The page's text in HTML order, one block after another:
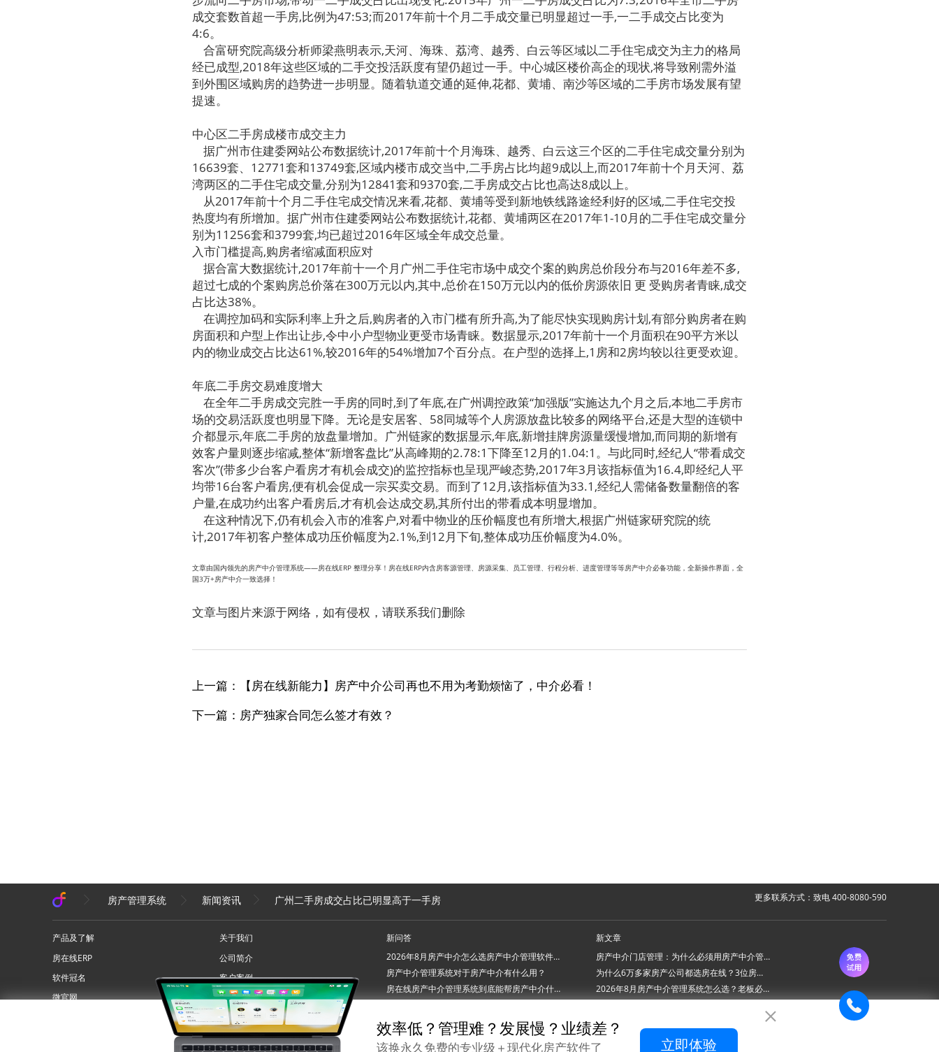
成交套数首超一手房,比例为47:53;而2017年前十个月二手成交量已明显超过一手,一二手成交占比变为
4:6。
合富研究院高级分析师梁燕明表示,天河、海珠、荔湾、越秀、白云等区域以二手住宅成交为主力的格局
经已成型,2018年这些区域的二手交投活跃度有望仍超过一手。中心城区楼价高企的现状,将导致刚需外溢
到外围区域购房的趋势进一步明显。随着轨道交通的延伸,花都、黄埔、南沙等区域的二手房市场发展有望
提速。
中心区二手房成楼市成交主力
据广州市住建委网站公布数据统计,2017年前十个月海珠、越秀、白云这三个区的二手住宅成交量分别为
16639套、12771套和13749套,区域内楼市成交当中,二手房占比均超9成以上,而2017年前十个月天河、荔
湾两区的二手住宅成交量,分别为12841套和9370套,二手房成交占比也高达8成以上。
从2017年前十个月二手住宅成交情况来看,花都、黄埔等受到新地铁线路途经利好的区域,二手住宅交投
热度均有所增加。据广州市住建委网站公布数据统计,花都、黄埔两区在2017年1-10月的二手住宅成交量分
别为11256套和3799套,均已超过2016年区域全年成交总量。
入市门槛提高,购房者缩减面积应对
据合富大数据统计,2017年前十一个月广州二手住宅市场中成交个案的购房总价段分布与2016年差不多,
超过七成的个案购房总价落在300万元以内,其中,总价在150万元以内的低价房源依旧 更 受购房者青睐,成交
占比达38%。
在调控加码和实际利率上升之后,购房者的入市门槛有所升高,为了能尽快实现购房计划,有部分购房者在购
房面积和户型上作出让步,令中小户型物业更受市场青睐。数据显示,2017年前十一个月面积在90平方米以
内的物业成交占比达61%,较2016年的54%增加7个百分点。在户型的选择上,1房和2房均较以往更受欢迎。
年底二手房交易难度增大
在全年二手房成交完胜一手房的同时,到了年底,在广州调控政策“加强版”实施达九个月之后,本地二手房市
场的交易活跃度也明显下降。无论是安居客、58同城等个人房源放盘比较多的网络平台,还是大型的连锁中
介都显示,年底二手房的放盘量增加。广州链家的数据显示,年底,新增挂牌房源量缓慢增加,而同期的新增有
效客户量则逐步缩减,整体“新增客盘比”从高峰期的2.78:1下降至12月的1.04:1。与此同时,经纪人“带看成交
客次”(带多少台客户看房才有机会成交)的监控指标也呈现严峻态势,2017年3月该指标值为16.4,即经纪人平
均带16台客户看房,便有机会促成一宗买卖交易。而到了12月,该指标值为33.1,经纪人需储备数量翻倍的客
户量,在成功约出客户看房后,才有机会达成交易,其所付出的带看成本明显增加。
在这种情况下,仍有机会入市的准客户,对看中物业的压价幅度也有所增大,根据广州链家研究院的统
计,2017年初客户整体成功压价幅度为2.1%,到12月下旬,整体成功压价幅度为4.0%。
文章由国内领先的房产中介管理系统——房在线ERP 整理分享！房在线ERP内含房客源管理、房源采集、员工管理、行程分析、进度管理等等房产中介必备功能，全新操作界面，全
国3万+房产中介一致选择！
文章与图片来源于网络，如有侵权，请联系我们删除
上一篇：【房在线新能力】房产中介公司再也不用为考勤烦恼了，中介必看！
下一篇：房产独家合同怎么签才有效？
效率低？管理难？发展慢？业绩差？
该换永久免费的专业级＋现代化房产软件了 立即体验
房产管理系统 新闻资讯 广州二手房成交占比已明显高于一手房 更多联系方式：致电 400-8080-590
产品及了解
房在线ERP
软件冠名
微官网
关于我们
公司简介
客户案例
联系我们
网站地图
新问答
2026年8月房产中介怎么选房产中介管理软件系统？
房产中介管理系统对于房产中介有什么用？
房在线房产中介管理系统到底能帮房产中介什么忙？
新文章
房产中介门店管理：为什么必须用房产中介管理系统？
为什么6万多家房产公司都选房在线？3位房产中介老板的真实心声
2026年8月房产中介管理系统怎么选？老板必看的“避坑六步法”